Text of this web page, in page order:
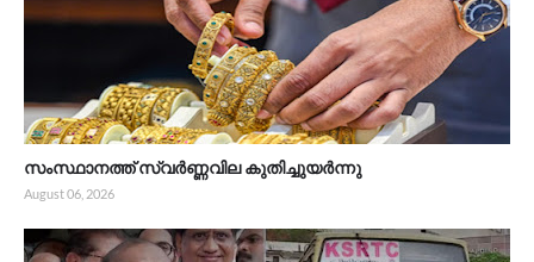
സംസ്ഥാനത്ത് സ്വർണ്ണവില കുതിച്ചുയർന്നു
August 06, 2026